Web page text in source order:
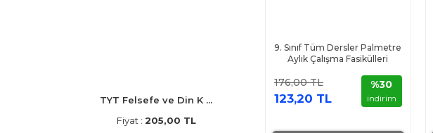
TYT Felsefe ve Din K ...
Fiyat : 205,00 TL
9. Sınıf Tüm Dersler Palmetre
Aylık Çalışma Fasikülleri
176,00 TL
123,20 TL
%30
indirim